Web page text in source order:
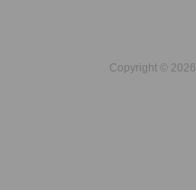
Copyright ©